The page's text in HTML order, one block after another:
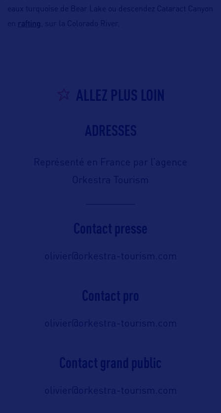
eaux turquoise de Bear Lake ou descendez Cataract Canyon
en rafting , sur la Colorado River.
ALLEZ PLUS LOIN
ADRESSES
Représenté en France par l’agence
Orkestra Tourism
Contact presse
olivier@orkestra-tourism.com
Contact pro
olivier@orkestra-tourism.com
Contact grand public
olivier@orkestra-tourism.com